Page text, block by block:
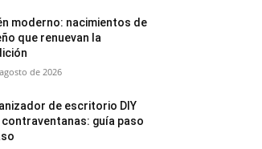
moderno: nacimientos de
que renuevan la
de 2026
de escritorio DIY
contraventanas: guía paso